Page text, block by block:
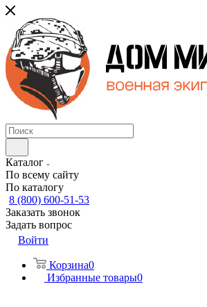
Каталог
По всему сайту
По каталогу
8 (800) 600-51-53
Заказать звонок
Задать вопрос
Войти
Корзина0
Избранные товары0